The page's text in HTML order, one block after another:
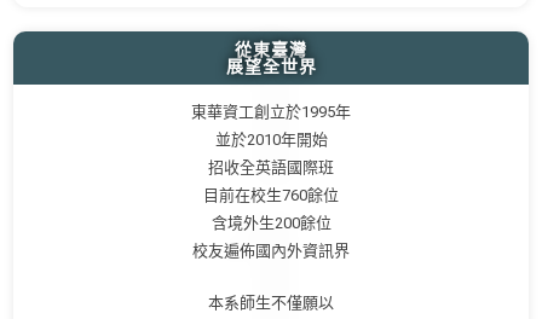
從東臺灣
展望全世界
東華資工創立於1995年
並於2010年開始
招收全英語國際班
目前在校生760餘位
含境外生200餘位
校友遍佈國內外資訊界
本系師生不僅願以